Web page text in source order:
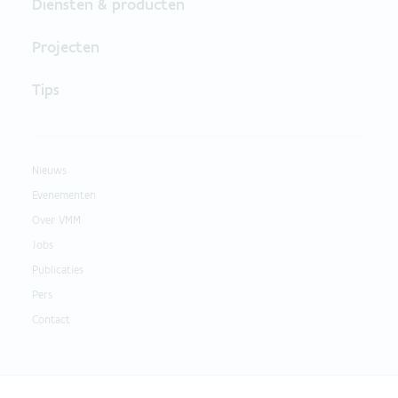
Diensten & producten
Projecten
Tips
Nieuws
Evenementen
Over VMM
Jobs
Publicaties
Pers
Contact